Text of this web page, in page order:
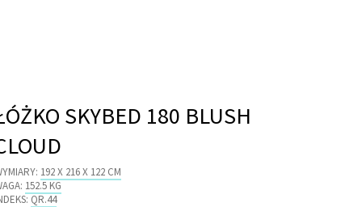
SKYBED 180 BLUSH
192 X 216 X 122 CM
152.5 KG
QR.44